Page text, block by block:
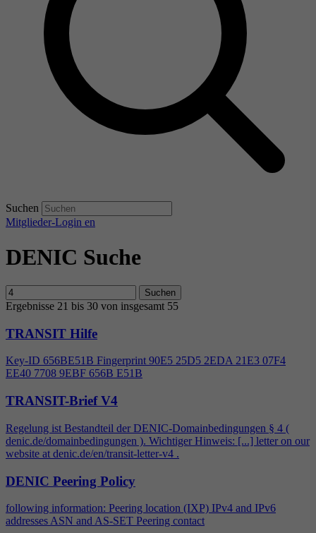
Suchen
Mitglieder-Login en
DENIC Suche
Suchen
Ergebnisse 21 bis 30 von insgesamt 55
TRANSIT Hilfe
Key-ID 656BE51B Fingerprint 90E5 25D5 2EDA 21E3 07F4
EE40 7708 9EBF 656B E51B
TRANSIT-Brief V4
Regelung ist Bestandteil der DENIC-Domainbedingungen § 4 (
denic.de/domainbedingungen ). Wichtiger Hinweis: [...] letter on our
website at denic.de/en/transit-letter-v4 .
DENIC Peering Policy
following information: Peering location (IXP) IPv4 and IPv6
addresses ASN and AS-SET Peering contact